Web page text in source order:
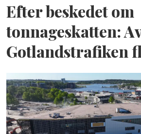
Efter beskedet om
tonnageskatten:
Gotlandstrafiken